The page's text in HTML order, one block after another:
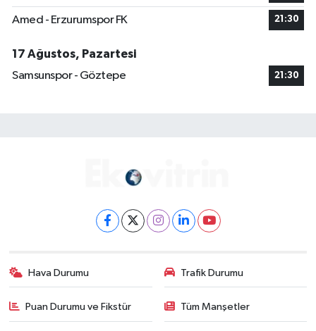
Amed - Erzurumspor FK 21:30
17 Ağustos, Pazartesi
Samsunspor - Göztepe
21:30
Hava Durumu Trafik Durumu
Puan Durumu ve Fikstür Tüm Manşetler